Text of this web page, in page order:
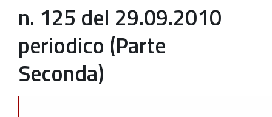
n. 125 del 29.09.2010
periodico (Parte
Seconda)